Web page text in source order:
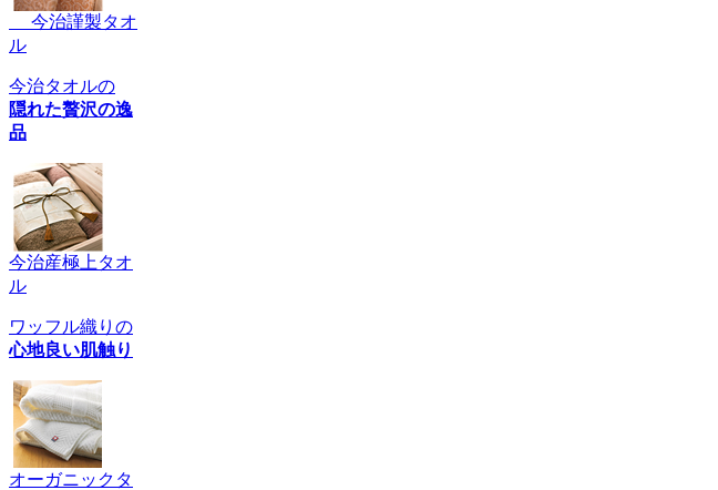
今治謹製タオ
ル
今治タオルの
隠れた贅沢の逸
品
今治産極上タオ
ル
ワッフル織りの
心地良い肌触り
オーガニックタ